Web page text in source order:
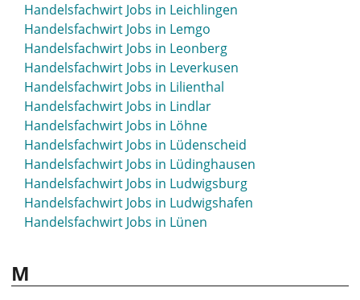
Handelsfachwirt Jobs in Leichlingen
Handelsfachwirt Jobs in Lemgo
Handelsfachwirt Jobs in Leonberg
Handelsfachwirt Jobs in Leverkusen
Handelsfachwirt Jobs in Lilienthal
Handelsfachwirt Jobs in Lindlar
Handelsfachwirt Jobs in Löhne
Handelsfachwirt Jobs in Lüdenscheid
Handelsfachwirt Jobs in Lüdinghausen
Handelsfachwirt Jobs in Ludwigsburg
Handelsfachwirt Jobs in Ludwigshafen
Handelsfachwirt Jobs in Lünen
M